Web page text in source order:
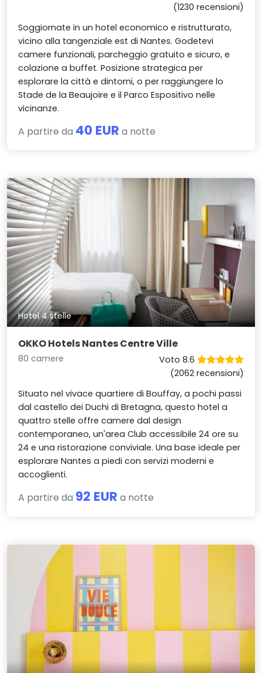
(1230 recensioni)
Soggiornate in un hotel economico e ristrutturato,
vicino alla tangenziale est di Nantes. Godetevi
camere funzionali, parcheggio gratuito e sicuro, e
colazione a buffet. Posizione strategica per
esplorare la città e dintorni, o per raggiungere lo
Stade de la Beaujoire e il Parco Espositivo nelle
vicinanze.
A partire da 40 EUR a notte
Hotel 4 stelle
OKKO Hotels Nantes Centre Ville
80 camere
Voto 8.6
(2062 recensioni)
Situato nel vivace quartiere di Bouffay, a pochi passi
dal castello dei Duchi di Bretagna, questo hotel a
quattro stelle offre camere dal design
contemporaneo, un'area Club accessibile 24 ore su
24 e una ristorazione conviviale. Una base ideale per
esplorare Nantes a piedi con servizi moderni e
accoglienti.
A partire da 92 EUR a notte